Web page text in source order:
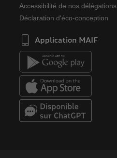
Accessibilité de nos délégations
Déclaration d'éco-conception
Application MAIF